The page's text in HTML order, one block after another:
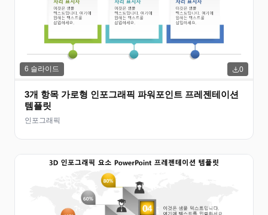
6 슬라이드 0
3개 항목 가로형 인포그래픽 파워포인트 프레젠테이션
템플릿
인포그래픽